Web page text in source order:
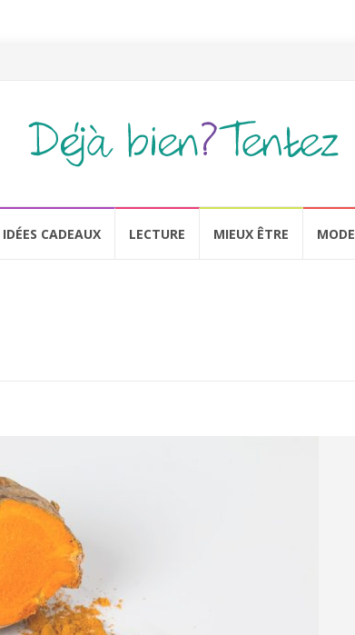
IDÉES CADEAUX LECTURE MIEUX ÊTRE MODE